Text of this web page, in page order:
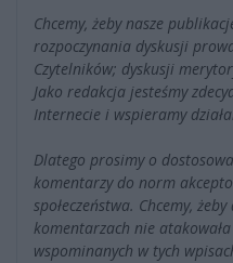
Chcemy, żeby nasze
rozpoczynania dyskusji
Czytelników; dyskusji
Jako redakcja jesteśmy
Internecie i wspieramy
Dlatego prosimy o
komentarzy do norm
społeczeństwa. Chcemy,
komentarzach nie
wspominanych w tych